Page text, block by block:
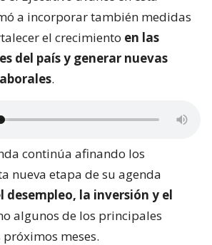
a incorporar también medidas
el crecimiento en las
del país y generar nuevas
.
continúa afinando los
nueva etapa de su agenda
desempleo, la inversión y el
algunos de los principales
meses.